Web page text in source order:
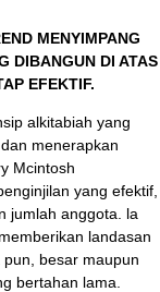
MENYIMPANG
DIBANGUN DI ATAS
EFEKTIF.
alkitabiah yang
menerapkan
Mcintosh
yang efektif,
jumlah anggota. la
landasan
besar maupun
bertahan lama.